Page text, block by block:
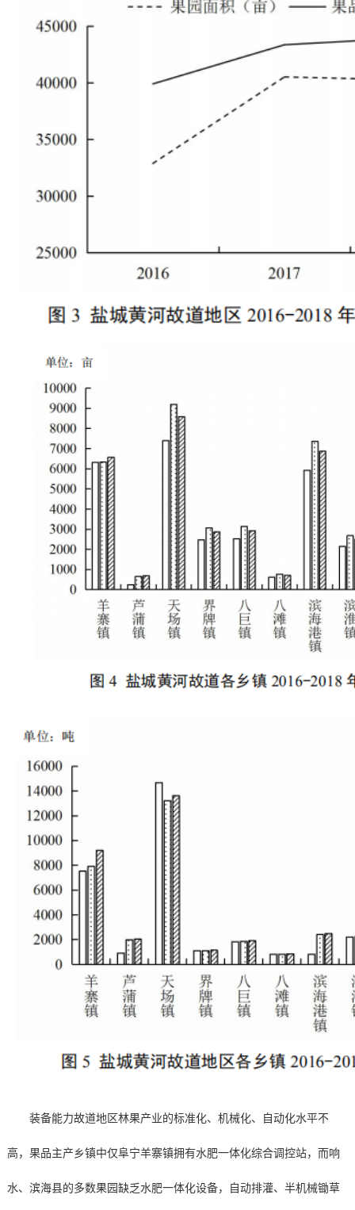
装备能力故道地区林果产业的标准化、机械化、自动化水平不
高，果品主产乡镇中仅阜宁羊寨镇拥有水肥一体化综合调控站，而响
水、滨海县的多数果园缺乏水肥一体化设备，自动排灌、半机械锄草